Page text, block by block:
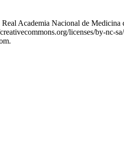
Academia Nacional de Medicina
licenses/by-nc-